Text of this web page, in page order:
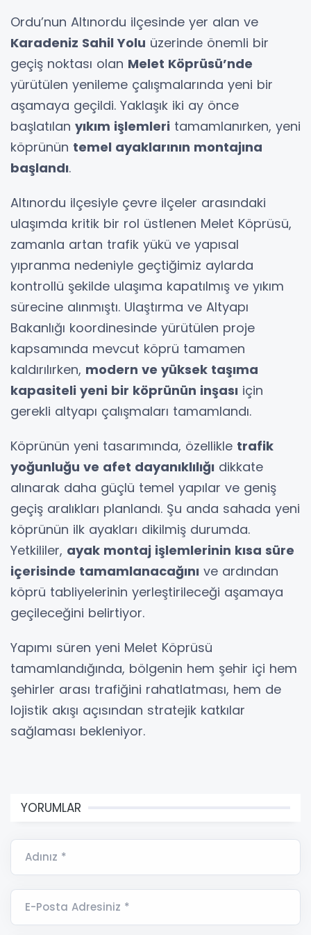
Ordu’nun Altınordu ilçesinde yer alan ve
Karadeniz Sahil Yolu üzerinde önemli bir
geçiş noktası olan Melet Köprüsü’nde
yürütülen yenileme çalışmalarında yeni bir
aşamaya geçildi. Yaklaşık iki ay önce
başlatılan yıkım işlemleri tamamlanırken, yeni
köprünün temel ayaklarının montajına
başlandı.
Altınordu ilçesiyle çevre ilçeler arasındaki
ulaşımda kritik bir rol üstlenen Melet Köprüsü,
zamanla artan trafik yükü ve yapısal
yıpranma nedeniyle geçtiğimiz aylarda
kontrollü şekilde ulaşıma kapatılmış ve yıkım
sürecine alınmıştı. Ulaştırma ve Altyapı
Bakanlığı koordinesinde yürütülen proje
kapsamında mevcut köprü tamamen
kaldırılırken, modern ve yüksek taşıma
kapasiteli yeni bir köprünün inşası için
gerekli altyapı çalışmaları tamamlandı.
Köprünün yeni tasarımında, özellikle trafik
yoğunluğu ve afet dayanıklılığı dikkate
alınarak daha güçlü temel yapılar ve geniş
geçiş aralıkları planlandı. Şu anda sahada yeni
köprünün ilk ayakları dikilmiş durumda.
Yetkililer, ayak montaj işlemlerinin kısa süre
içerisinde tamamlanacağını ve ardından
köprü tabliyelerinin yerleştirileceği aşamaya
geçileceğini belirtiyor.
Yapımı süren yeni Melet Köprüsü
tamamlandığında, bölgenin hem şehir içi hem
şehirler arası trafiğini rahatlatması, hem de
lojistik akışı açısından stratejik katkılar
sağlaması bekleniyor.
YORUMLAR
Adınız *
E-Posta Adresiniz *